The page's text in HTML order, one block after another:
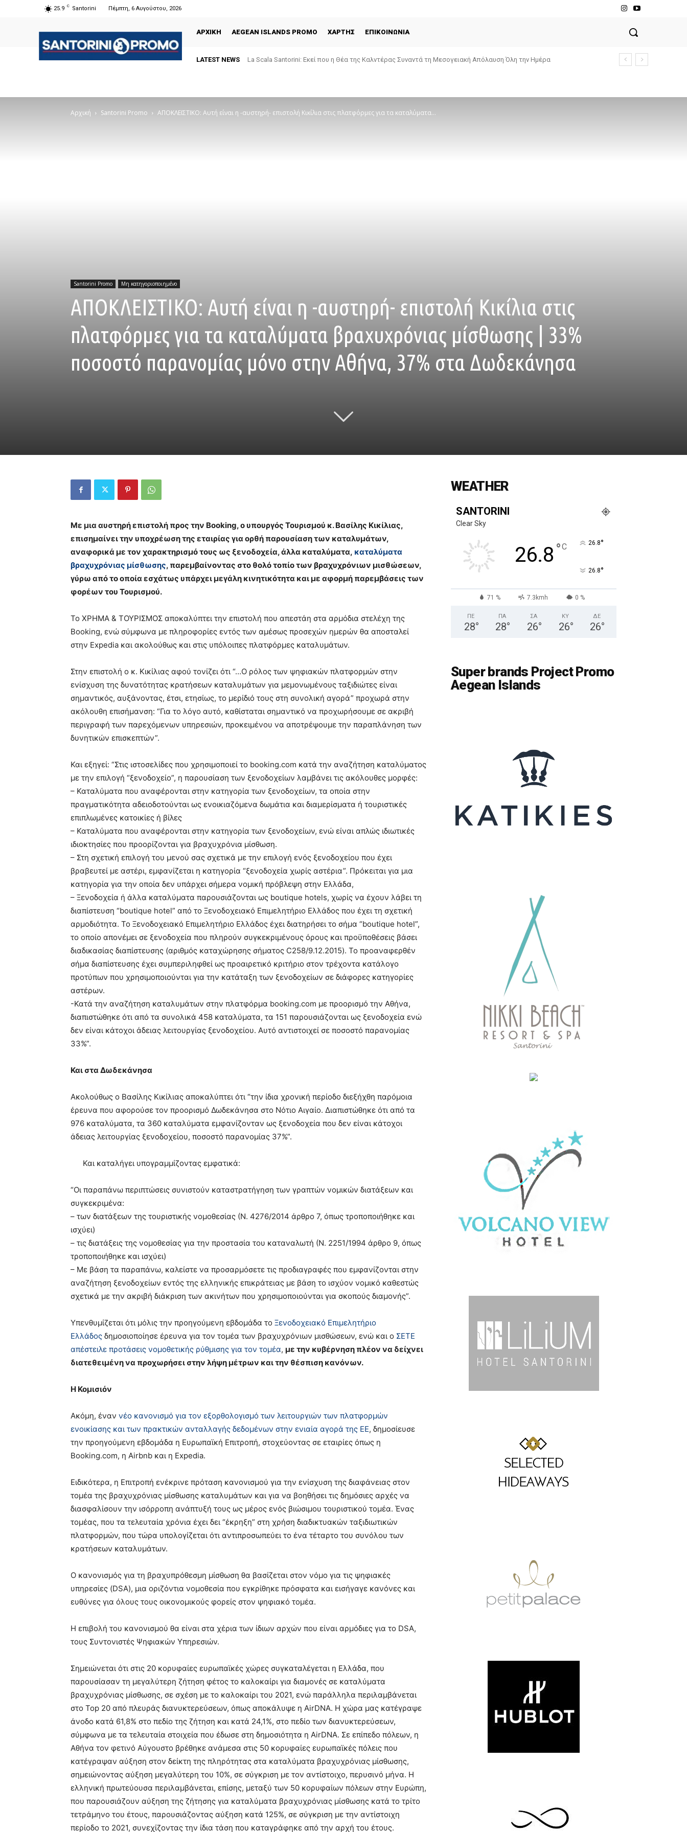
25.9 C Santorini Πέμπτη, 6 Αυγούστου, 2026
ΑΡΧΙΚΗ AEGEAN ISLANDS PROMO ΧΑΡΤΗΣ ΕΠΙΚΟΙΝΩΝΙΑ
LATEST NEWS La Scala Santorini: Εκεί που η Θέα της Καλντέρας Συναντά τη Μεσογειακή Απόλαυση Όλη την Ημέρα
Selene Σαντορίνης: Τέσσερις δεκαετίες γαστρονομίας με την ψυχή του νησιού
Αρχική Santorini Promo ΑΠΟΚΛΕΙΣΤΙΚΟ: Αυτή είναι η -αυστηρή- επιστολή Κικίλια στις πλατφόρμες για τα καταλύματα...
Santorini Promo Μη κατηγοριοποιημένο
ΑΠΟΚΛΕΙΣΤΙΚΟ: Αυτή είναι η -αυστηρή- επιστολή Κικίλια στις
πλατφόρμες για τα καταλύματα βραχυχρόνιας μίσθωσης | 33%
ποσοστό παρανομίας μόνο στην Αθήνα, 37% στα Δωδεκάνησα
Με μια αυστηρή επιστολή προς την Booking, ο υπουργός Τουρισμού κ. Βασίλης Κικίλιας,
επισημαίνει την υποχρέωση της εταιρίας για ορθή παρουσίαση των καταλυμάτων,
αναφορικά με τον χαρακτηρισμό τους ως ξενοδοχεία, άλλα καταλύματα, καταλύματα
βραχυχρόνιας μίσθωσης, παρεμβαίνοντας στο θολό τοπίο των βραχυχρόνιων μισθώσεων,
γύρω από το οποία εσχάτως υπάρχει μεγάλη κινητικότητα και με αφορμή παρεμβάσεις των
φορέων του Τουρισμού.
Το ΧΡΗΜΑ & ΤΟΥΡΙΣΜΟΣ αποκαλύπτει την επιστολή που απεστάη στα αρμόδια στελέχη της
Booking, ενώ σύμφωνα με πληροφορίες εντός των αμέσως προσεχών ημερών θα αποσταλεί
στην Expedia και ακολούθως και στις υπόλοιπες πλατφόρμες καταλυμάτων.
Στην επιστολή ο κ. Κικίλιας αφού τονίζει ότι “…Ο ρόλος των ψηφιακών πλατφορμών στην
ενίσχυση της δυνατότητας κρατήσεων καταλυμάτων για μεμονωμένους ταξιδιώτες είναι
σημαντικός, αυξάνοντας, έτσι, ετησίως, το μερίδιό τους στη συνολική αγορά” προχωρά στην
ακόλουθη επισήμανση: “Για το λόγο αυτό, καθίσταται σημαντικό να προχωρήσουμε σε ακριβή
περιγραφή των παρεχόμενων υπηρεσιών, προκειμένου να αποτρέψουμε την παραπλάνηση των
δυνητικών επισκεπτών”.
Και εξηγεί: “Στις ιστοσελίδες που χρησιμοποιεί το booking.com κατά την αναζήτηση καταλύματος
με την επιλογή “ξενοδοχείο”, η παρουσίαση των ξενοδοχείων λαμβάνει τις ακόλουθες μορφές:
– Καταλύματα που αναφέρονται στην κατηγορία των ξενοδοχείων, τα οποία στην
πραγματικότητα αδειοδοτούνται ως ενοικιαζόμενα δωμάτια και διαμερίσματα ή τουριστικές
επιπλωμένες κατοικίες ή βίλες
– Καταλύματα που αναφέρονται στην κατηγορία των ξενοδοχείων, ενώ είναι απλώς ιδιωτικές
ιδιοκτησίες που προορίζονται για βραχυχρόνια μίσθωση.
– Στη σχετική επιλογή του μενού σας σχετικά με την επιλογή ενός ξενοδοχείου που έχει
βραβευτεί με αστέρι, εμφανίζεται η κατηγορία “ξενοδοχεία χωρίς αστέρια”. Πρόκειται για μια
κατηγορία για την οποία δεν υπάρχει σήμερα νομική πρόβλεψη στην Ελλάδα,
– Ξενοδοχεία ή άλλα καταλύματα παρουσιάζονται ως boutique hotels, χωρίς να έχουν λάβει τη
διαπίστευση “boutique hotel” από το Ξενοδοχειακό Επιμελητήριο Ελλάδος που έχει τη σχετική
αρμοδιότητα. Το Ξενοδοχειακό Επιμελητήριο Ελλάδος έχει διατηρήσει το σήμα “boutique hotel”,
το οποίο απονέμει σε ξενοδοχεία που πληρούν συγκεκριμένους όρους και προϋποθέσεις βάσει
διαδικασίας διαπίστευσης (αριθμός καταχώρησης σήματος C258/9.12.2015). Το προαναφερθέν
σήμα διαπίστευσης έχει συμπεριληφθεί ως προαιρετικό κριτήριο στον τρέχοντα κατάλογο
προτύπων που χρησιμοποιούνται για την κατάταξη των ξενοδοχείων σε διάφορες κατηγορίες
αστέρων.
-Κατά την αναζήτηση καταλυμάτων στην πλατφόρμα booking.com με προορισμό την Αθήνα,
διαπιστώθηκε ότι από τα συνολικά 458 καταλύματα, τα 151 παρουσιάζονται ως ξενοδοχεία ενώ
δεν είναι κάτοχοι άδειας λειτουργίας ξενοδοχείου. Αυτό αντιστοιχεί σε ποσοστό παρανομίας
33%”.
Και στα Δωδεκάνησα
Ακολούθως ο Βασίλης Κικίλιας αποκαλύπτει ότι “την ίδια χρονική περίοδο διεξήχθη παρόμοια
έρευνα που αφορούσε τον προορισμό Δωδεκάνησα στο Νότιο Αιγαίο. Διαπιστώθηκε ότι από τα
976 καταλύματα, τα 360 καταλύματα εμφανίζονταν ως ξενοδοχεία που δεν είναι κάτοχοι
άδειας λειτουργίας ξενοδοχείου, ποσοστό παρανομίας 37%”.
Και καταλήγει υπογραμμίζοντας εμφατικά:
“Οι παραπάνω περιπτώσεις συνιστούν καταστρατήγηση των γραπτών νομικών διατάξεων και
συγκεκριμένα:
– των διατάξεων της τουριστικής νομοθεσίας (Ν. 4276/2014 άρθρο 7, όπως τροποποιήθηκε και
ισχύει)
– τις διατάξεις της νομοθεσίας για την προστασία του καταναλωτή (Ν. 2251/1994 άρθρο 9, όπως
τροποποιήθηκε και ισχύει)
– Με βάση τα παραπάνω, καλείστε να προσαρμόσετε τις προδιαγραφές που εμφανίζονται στην
αναζήτηση ξενοδοχείων εντός της ελληνικής επικράτειας με βάση το ισχύον νομικό καθεστώς
σχετικά με την ακριβή διάκριση των ακινήτων που χρησιμοποιούνται για σκοπούς διαμονής”.
Υπενθυμίζεται ότι μόλις την προηγούμενη εβδομάδα το Ξενοδοχειακό Επιμελητήριο
Ελλάδος δημοσιοποίησε έρευνα για τον τομέα των βραχυχρόνιων μισθώσεων, ενώ και ο ΣΕΤΕ
απέστειλε προτάσεις νομοθετικής ρύθμισης για τον τομέα, με την κυβέρνηση πλέον να δείχνει
διατεθειμένη να προχωρήσει στην λήψη μέτρων και την θέσπιση κανόνων.
Η Κομισιόν
Ακόμη, έναν νέο κανονισμό για τον εξορθολογισμό των λειτουργιών των πλατφορμών
ενοικίασης και των πρακτικών ανταλλαγής δεδομένων στην ενιαία αγορά της ΕΕ, δημοσίευσε
την προηγούμενη εβδομάδα η Ευρωπαϊκή Επιτροπή, στοχεύοντας σε εταιρίες όπως η
Booking.com, η Airbnb και η Expedia.
Ειδικότερα, η Επιτροπή ενέκρινε πρόταση κανονισμού για την ενίσχυση της διαφάνειας στον
τομέα της βραχυχρόνιας μίσθωσης καταλυμάτων και για να βοηθήσει τις δημόσιες αρχές να
διασφαλίσουν την ισόρροπη ανάπτυξή τους ως μέρος ενός βιώσιμου τουριστικού τομέα. Ένας
τομέας, που τα τελευταία χρόνια έχει δει “έκρηξη” στη χρήση διαδικτυακών ταξιδιωτικών
πλατφορμών, που τώρα υπολογίζεται ότι αντιπροσωπεύει το ένα τέταρτο του συνόλου των
κρατήσεων καταλυμάτων.
Ο κανονισμός για τη βραχυπρόθεσμη μίσθωση θα βασίζεται στον νόμο για τις ψηφιακές
υπηρεσίες (DSA), μια οριζόντια νομοθεσία που εγκρίθηκε πρόσφατα και εισήγαγε κανόνες και
ευθύνες για όλους τους οικονομικούς φορείς στον ψηφιακό τομέα.
Η επιβολή του κανονισμού θα είναι στα χέρια των ίδιων αρχών που είναι αρμόδιες για το DSA,
τους Συντονιστές Ψηφιακών Υπηρεσιών.
Σημειώνεται ότι στις 20 κορυφαίες ευρωπαϊκές χώρες συγκαταλέγεται η Ελλάδα, που
παρουσίασαν τη μεγαλύτερη ζήτηση φέτος το καλοκαίρι για διαμονές σε καταλύματα
βραχυχρόνιας μίσθωσης, σε σχέση με το καλοκαίρι του 2021, ενώ παράλληλα περιλαμβάνεται
στο Top 20 από πλευράς διανυκτερεύσεων, όπως αποκάλυψε η AirDNA. Η χώρα μας κατέγραψε
άνοδο κατά 61,8% στο πεδίο της ζήτηση και κατά 24,1%, στο πεδίο των διανυκτερεύσεων,
σύμφωνα με τα τελευταία στοιχεία που έδωσε στη δημοσιότητα η AirDNA. Σε επίπεδο πόλεων, η
Αθήνα τον φετινό Αύγουστο βρέθηκε ανάμεσα στις 50 κορυφαίες ευρωπαϊκές πόλεις που
κατέγραψαν αύξηση στον δείκτη της πληρότητας στα καταλύματα βραχυχρόνιας μίσθωσης,
σημειώνοντας αύξηση μεγαλύτερη του 10%, σε σύγκριση με τον αντίστοιχο, περυσινό μήνα. Η
ελληνική πρωτεύουσα περιλαμβάνεται, επίσης, μεταξύ των 50 κορυφαίων πόλεων στην Ευρώπη,
που παρουσιάζουν αύξηση της ζήτησης για καταλύματα βραχυχρόνιας μίσθωσης κατά το τρίτο
τετράμηνο του έτους, παρουσιάζοντας αύξηση κατά 125%, σε σύγκριση με την αντίστοιχη
περίοδο το 2021, συνεχίζοντας την ίδια τάση που καταγράφηκε από την αρχή του έτους.
WEATHER
SANTORINI
Clear Sky
26.8 °C 26.8°
26.8°
71 % 7.3kmh 0 %
ΠΕ
28°
ΠΑ
28°
ΣΑ
26°
ΚΥ
26°
ΔΕ
26°
Super brands Project Promo
Aegean Islands